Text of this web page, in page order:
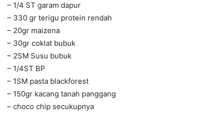
– 1/4 ST garam dapur
– 330 gr terigu protein rendah
– 20gr maizena
– 30gr coklat bubuk
– 2SM Susu bubuk
– 1/4ST BP
– 1SM pasta blackforest
– 150gr kacang tanah panggang
– choco chip secukupnya